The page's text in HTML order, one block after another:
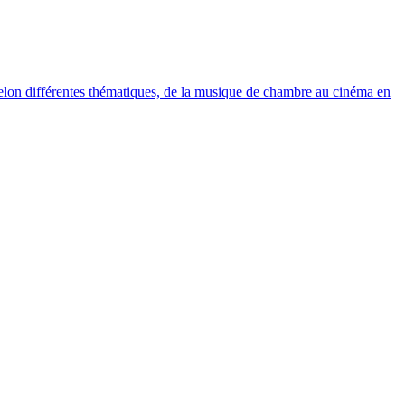
différentes thématiques, de la musique de chambre au cinéma en